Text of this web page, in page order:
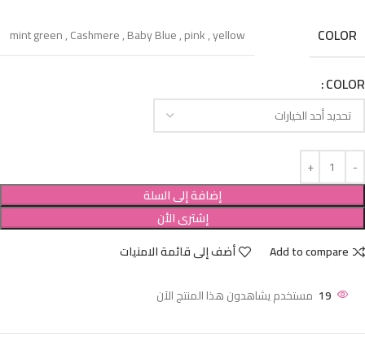
COLOR
mint green,Cashmere,Baby Blue,pink,yellow
COLOR
إضافة إلى السلة
إشترى الأن
Add to compare
أضف إلى قائمة الامنيات
19 مستخدم يشاهدون هذا المنتج الآن